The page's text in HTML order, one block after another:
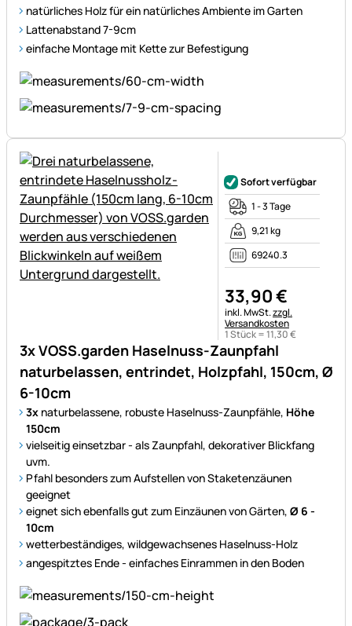
natürliches Holz für ein natürliches Ambiente im Garten
Lattenabstand 7-9cm
einfache Montage mit Kette zur Befestigung
3x VOSS.garden Haselnuss-Zaunpfahl
naturbelassen, entrindet, Holzpfahl, 150cm, Ø
6-10cm
3x naturbelassene, robuste Haselnuss-Zaunpfähle, Höhe
150cm
vielseitig einsetzbar - als Zaunpfahl, dekorativer Blickfang
uvm.
Pfahl besonders zum Aufstellen von Staketenzäunen
geeignet
eignet sich ebenfalls gut zum Einzäunen von Gärten, Ø 6 -
10cm
wetterbeständiges, wildgewachsenes Haselnuss-Holz
angespitztes Ende - einfaches Einrammen in den Boden
Sofort verfügbar
1 - 3 Tage
9,21 kg
69240.3
33,90€
Steuerhinweis:
inkl. MwSt.zzgl.
Versandkosten
1 Stück =11,30€